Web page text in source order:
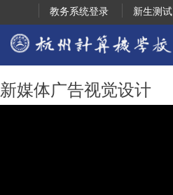
教务系统登录 新生测试
新媒体广告视觉设计